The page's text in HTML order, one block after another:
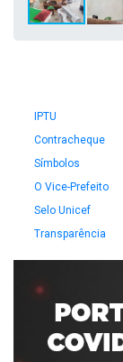
IPTU
Contracheque
Símbolos
O Vice-Prefeito
Selo Unicef
Transparência